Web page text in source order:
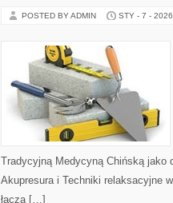
POSTED BY ADMIN STY - 7 - 2026
Tradycyjną Medycyną Chińską jako
Akupresura i Techniki relaksacyjne
łączą […]